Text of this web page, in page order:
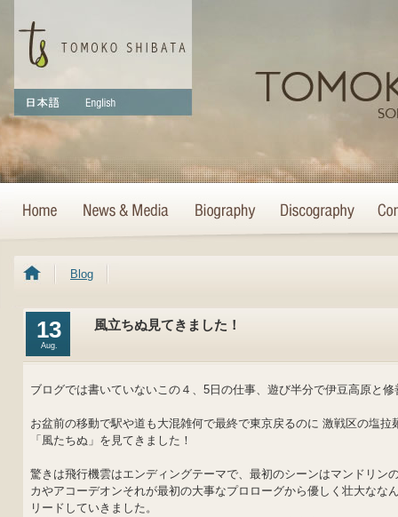
Blog
13
Aug.
風立ちぬ見てきました！
ブログでは書いていないこの４、5日の仕事、遊び半分で伊豆高原と
お盆前の移動で駅や道も大混雑何で最終で東京戻るのに 激戦区の塩拉
「風たちぬ」を見てきました！
驚きは飛行機雲はエンディングテーマで、最初のシーンはマンドリン
カやアコーデオンそれが最初の大事なプロローグから優しく壮大なな
リードしていきました。